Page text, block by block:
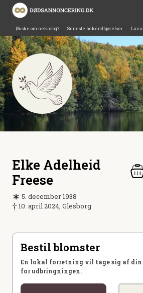
Ønske om nekrolog? Seneste bekendtgørelser Lav
Elke Adelheid
Freese
5. december 1938
10. april 2024, Glesborg
Bestil blomster
En lokal forretning vil tage sig af din
for udbringningen.